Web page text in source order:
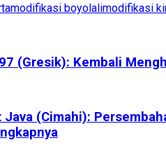
modifikasi boyolalimodifikasi
(Gresik): Kembali
(Cimahi):